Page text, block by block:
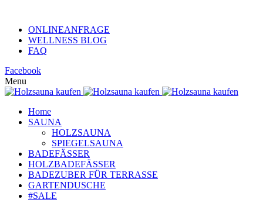
ONLINEANFRAGE
WELLNESS BLOG
FAQ
Facebook
Menu
Home
SAUNA
HOLZSAUNA
SPIEGELSAUNA
BADEFÄSSER
HOLZBADEFÄSSER
BADEZUBER FÜR TERRASSE
GARTENDUSCHE
#SALE